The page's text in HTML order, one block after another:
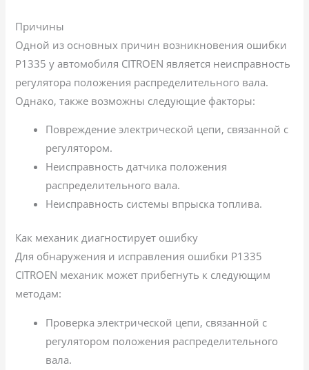
Причины
Одной из основных причин возникновения ошибки
P1335 у автомобиля CITROEN является неисправность
регулятора положения распределительного вала.
Однако, также возможны следующие факторы:
Повреждение электрической цепи, связанной с
регулятором.
Неисправность датчика положения
распределительного вала.
Неисправность системы впрыска топлива.
Как механик диагностирует ошибку
Для обнаружения и исправления ошибки P1335
CITROEN механик может прибегнуть к следующим
методам:
Проверка электрической цепи, связанной с
регулятором положения распределительного
вала.